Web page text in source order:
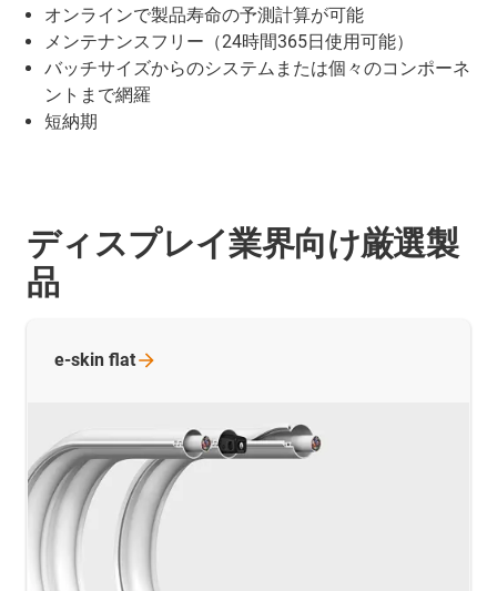
オンラインで製品寿命の予測計算が可能
メンテナンスフリー（24時間365日使用可能）
バッチサイズからのシステムまたは個々のコンポーネ
ントまで網羅
短納期
ディスプレイ業界向け厳選製
品
e-skin flat